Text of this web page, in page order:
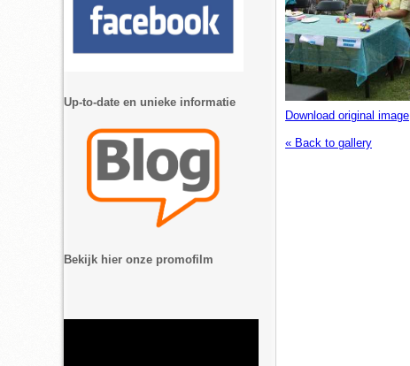
Download original image
« Back to gallery
Up-to-date en unieke informatie
Bekijk hier onze promofilm